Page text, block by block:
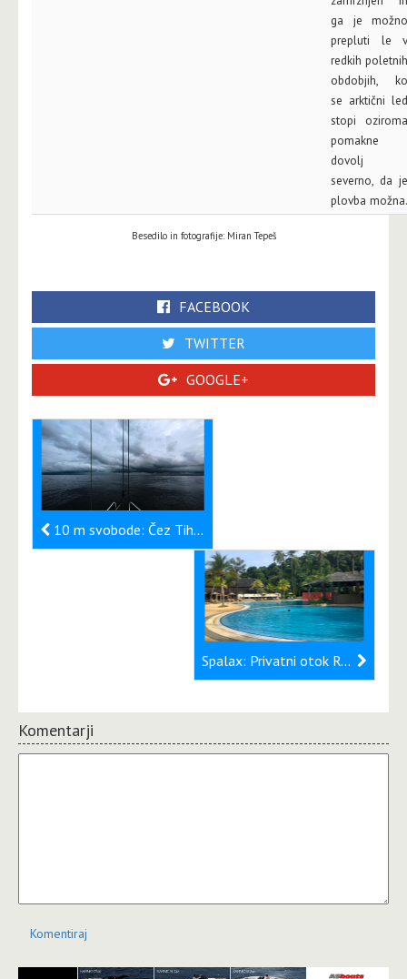
ga je možno
prepluti le v
redkih poletnih
obdobjih, ko
se arktični led
stopi oziroma
pomakne
dovolj
severno, da je
plovba možna.
Besedilo in fotografije: Miran Tepeš
FACEBOOK
TWITTER
GOOGLE+
10 m svobode: Čez Tihi ocean
Spalax: Privatni otok Rebak
Komentarji
Komentiraj